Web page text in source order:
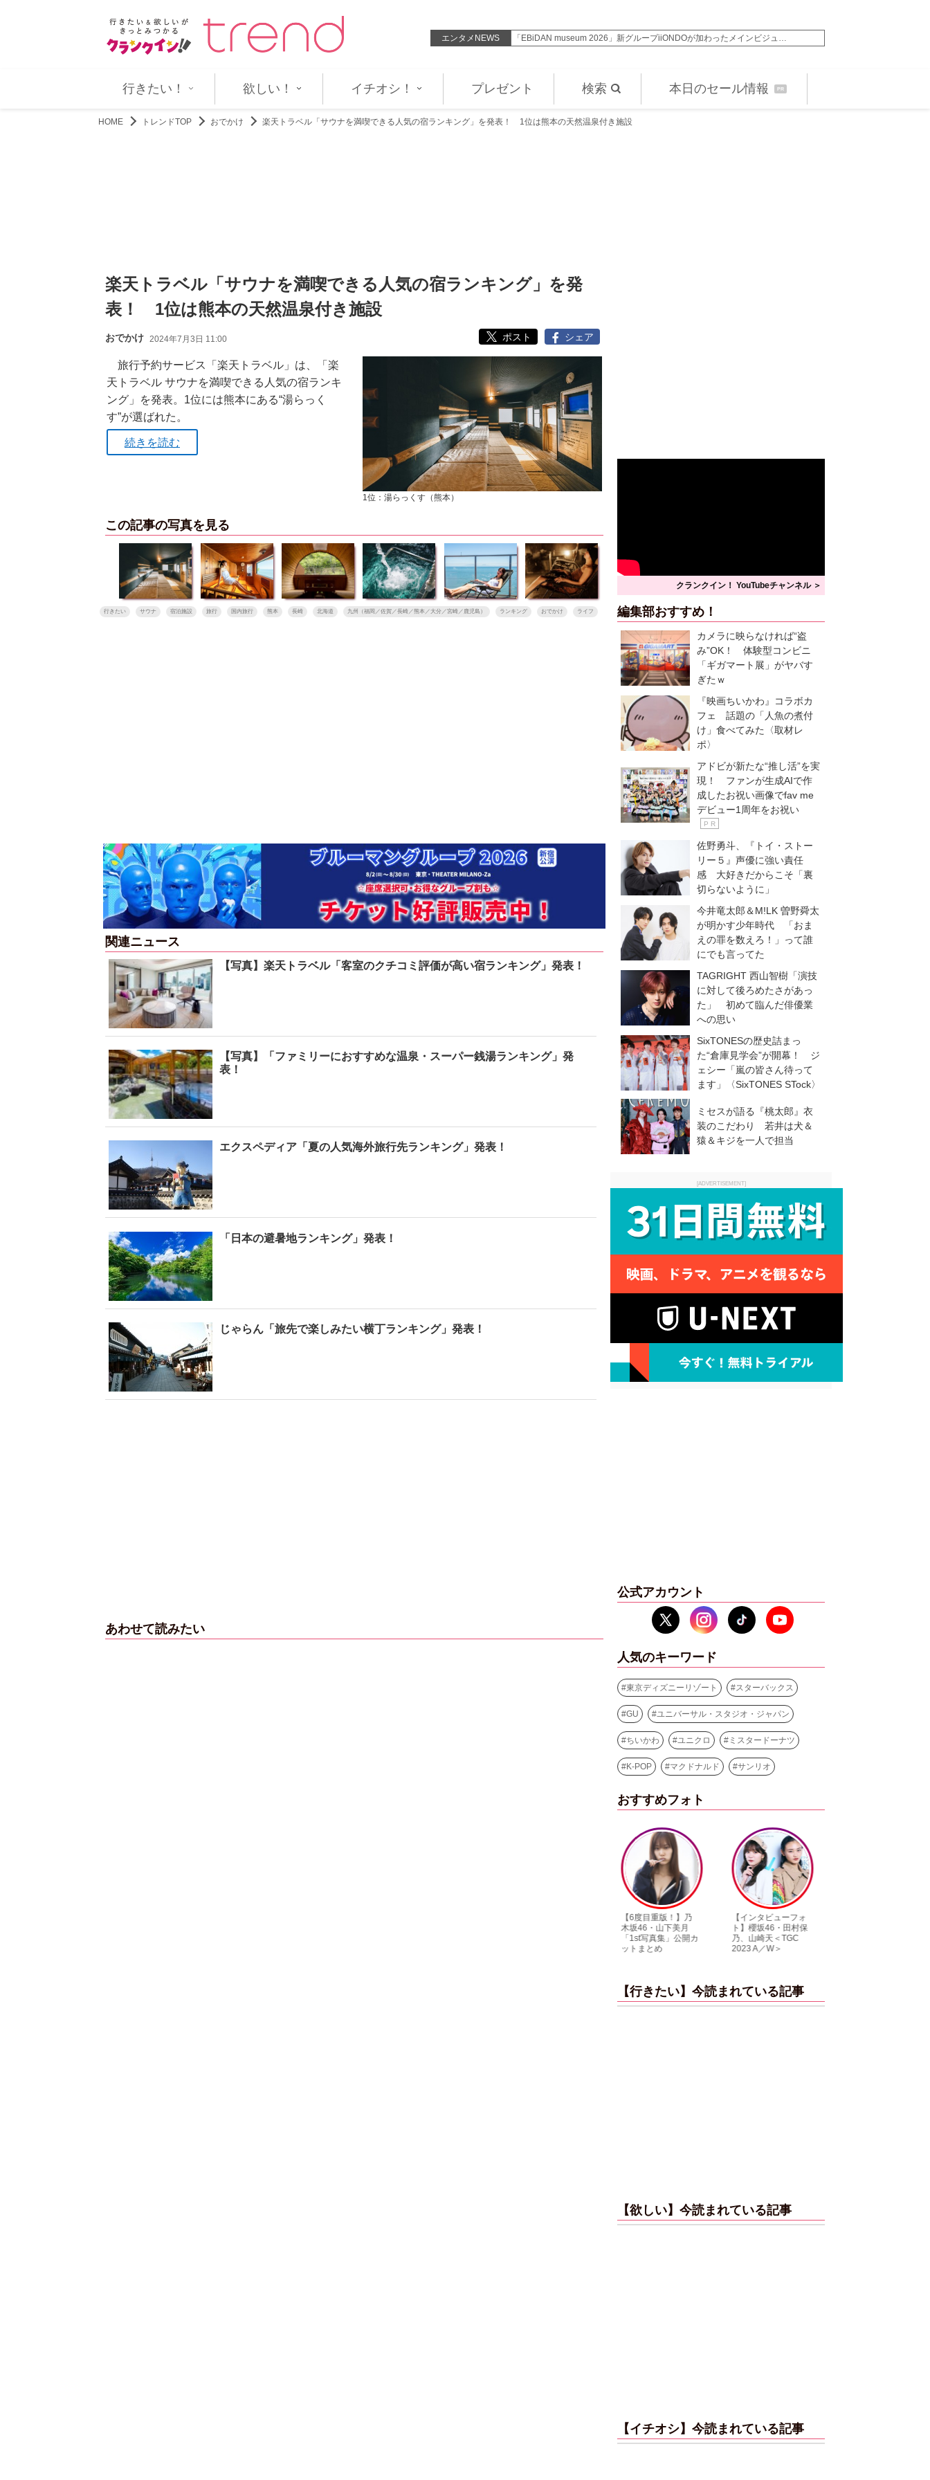
エンタメNEWS
ルツアー開催決定！ 「心が… アニメ『ロメリア戦記』10月放送開始 第1弾PV公開＆千葉翔也ら… 「EBiDAN museum 2026」新グループiiONDOが加わったメインビジュ…
行きたい！ 欲しい！ イチオシ！ プレゼント 検索 本日のセール情報 PR
HOME トレンドTOP おでかけ 楽天トラベル「サウナを満喫できる人気の宿ランキング」を発表！ 1位は熊本の天然温泉付き施設
楽天トラベル「サウナを満喫できる人気の宿ランキング」を発
表！ 1位は熊本の天然温泉付き施設
おでかけ 2024年7月3日 11:00 ポスト シェア
1位：湯らっくす（熊本）
旅行予約サービス「楽天トラベル」は、「楽
天トラベル サウナを満喫できる人気の宿ランキ
ング」を発表。1位には熊本にある“湯らっく
す”が選ばれた。
続きを読む
この記事の写真を見る
行きたい サウナ 宿泊施設 旅行 国内旅行 熊本 長崎 北海道 九州（福岡／佐賀／長崎／熊本／大分／宮崎／鹿児島） ランキング おでかけ ライフ
関連ニュース
【写真】楽天トラベル「客室のクチコミ評価が高い宿ランキング」発表！
【写真】「ファミリーにおすすめな温泉・スーパー銭湯ランキング」発
表！
エクスペディア「夏の人気海外旅行先ランキング」発表！
「日本の避暑地ランキング」発表！
じゃらん「旅先で楽しみたい横丁ランキング」発表！
あわせて読みたい
クランクイン！ YouTubeチャンネル ＞
編集部おすすめ！
カメラに映らなければ“盗
み”OK！ 体験型コンビニ
「ギガマート展」がヤバす
ぎたｗ
『映画ちいかわ』コラボカ
フェ 話題の「人魚の煮付
け」食べてみた〈取材レ
ポ〉
アドビが新たな“推し活”を実
現！ ファンが生成AIで作
成したお祝い画像でfav me
デビュー1周年をお祝い
P R
佐野勇斗、『トイ・ストー
リー５』声優に強い責任
感 大好きだからこそ「裏
切らないように」
今井竜太郎＆M!LK 曽野舜太
が明かす少年時代 「おま
えの罪を数えろ！」って誰
にでも言ってた
TAGRIGHT 西山智樹「演技
に対して後ろめたさがあっ
た」 初めて臨んだ俳優業
への思い
SixTONESの歴史詰まっ
た“倉庫見学会”が開幕！ ジ
ェシー「嵐の皆さん待って
ます」〈SixTONES STock〉
ミセスが語る『桃太郎』衣
装のこだわり 若井は犬＆
猿＆キジを一人で担当
[ADVERTISEMENT]
公式アカウント
人気のキーワード
#東京ディズニーリゾート #スターバックス
#GU #ユニバーサル・スタジオ・ジャパン
#ちいかわ #ユニクロ # ミスタードーナツ
#K-POP #マクドナルド #サンリオ
おすすめフォト
【インタビューフォ
ト】櫻坂46・田村保
乃、山崎天＜TGC
2023 A／W＞
ピンクの衣装がステ
キ！ 「ME:I」MIU＆
KEIKO撮り下ろしイ
ンタビューフォト
【行きたい】今読まれている記事
【欲しい】今読まれている記事
【イチオシ】今読まれている記事